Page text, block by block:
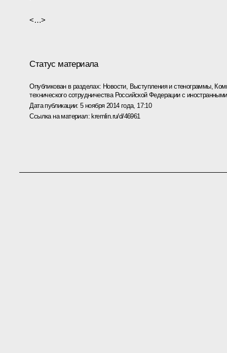
<…>
Статус материала
Опубликован в разделах: Новости, Выступления и стенограммы,
технического сотрудничества Российской Федерации с
Дата публикации:5 ноября 2014 года, 17:10
Ссылка на материал: kremlin.ru/d/46961